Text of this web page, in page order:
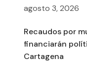
agosto 3, 2026
Recaudos por
financiarán
Cartagena